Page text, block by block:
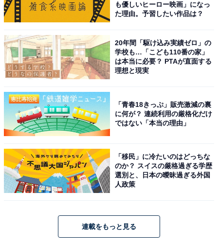
も優しいヒーロー映画」になっ
た理由。予習したい作品は？
20年間「駆け込み実績ゼロ」の
学校も…「こども110番の家」
は本当に必要？ PTAが直面する
理想と現実
「青春18きっぷ」販売激減の裏
に何が？ 連続利用の厳格化だけ
ではない「本当の理由」
「移民」に冷たいのはどっちな
のか？ スイスの厳格過ぎる学歴
選別と、日本の曖昧過ぎる外国
人政策
連載をもっと見る